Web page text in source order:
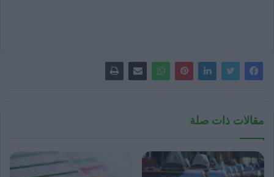
مقالات ذات صلة